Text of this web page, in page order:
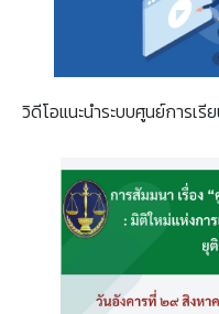
วิดีโอแนะนำระบบศูนย์การเ